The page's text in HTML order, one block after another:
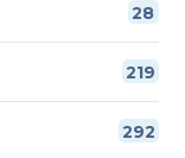
28
219
292